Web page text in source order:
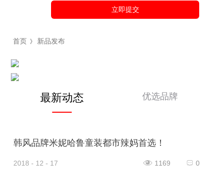
立即提交
首页 》 新品发布
最新动态 优选品牌
韩风品牌米妮哈鲁童装都市辣妈首选！
2018 - 12 - 17 0
1169